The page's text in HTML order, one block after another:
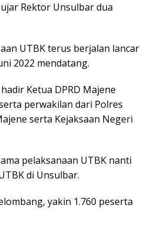
Rektor Unsulbar dua
UTBK terus berjalan lancar
2022 mendatang.
Ketua DPRD Majene
perwakilan dari Polres
serta Kejaksaan Negeri
pelaksanaan UTBK nanti
di Unsulbar.
yakin 1.760 peserta